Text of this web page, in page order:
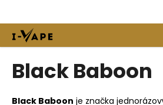
obsah
Black Baboon
Black Baboon je značka
o
í
Zpět
Zpět
C
o
p